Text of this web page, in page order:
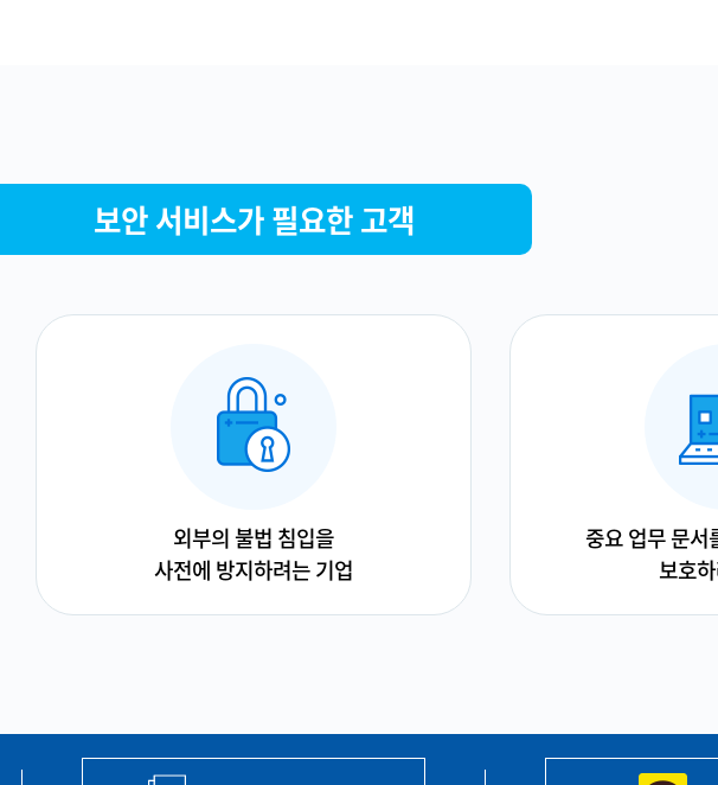
보안 서비스가 필요한 고객
외부의 불법 침입을
사전에 방지하려는 기업
중요 업무 문서
보호